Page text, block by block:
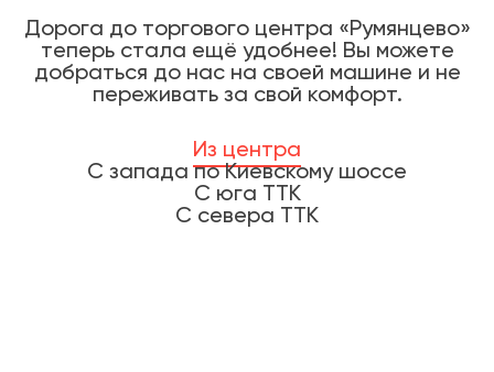
Дорога до торгового центра «Румянцево»
теперь стала ещё удобнее! Вы можете
добраться до нас на своей машине и не
переживать за свой комфорт.
Из центра
С запада по Киевскому шоссе
С юга ТТК
С севера ТТК